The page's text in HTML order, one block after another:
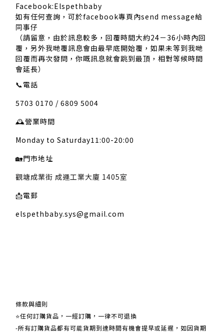
Facebook:Elspethbaby
如有任何查詢，可於facebook專頁內send message給
同事仔
（請留意，由於訊息較多，回覆時間大約24－36小時內回
覆，另外我哋覆訊息會由最早底開始覆，如果未等到我哋
回覆而再次發問，你嘅訊息就會跳到最頂，相對等候時間
會延長）
📞電話
5703 0170 / 6809 5004
🕰️營業時間
Monday to Saturday11:00-20:00
🏡門市地址
觀塘成業街 成運工業大廈 1405室
📩電郵
elspethbaby.sys@gmail.com
條款與細則
⭐任何訂購貨品，一經訂購，一律不可退換
-所有訂購貨品都有可能貨期到達時間有機會提早或延遲，如因貨期